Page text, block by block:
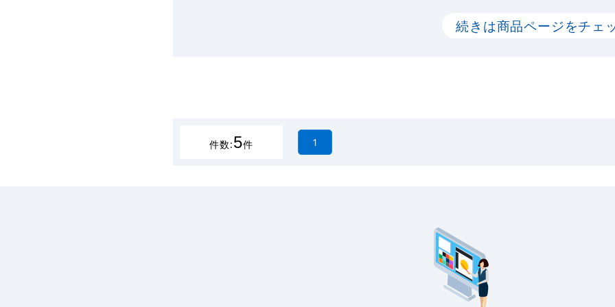
続きは商品ページをチェ
件数:5件 1